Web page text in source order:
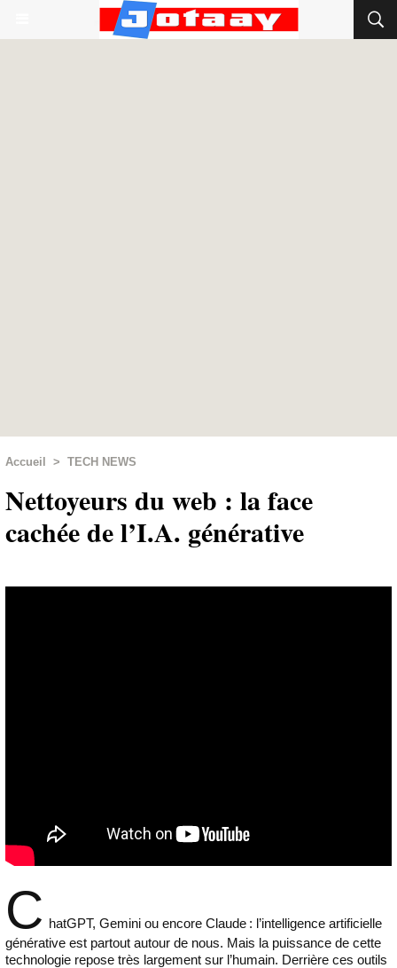
Accueil > TECH NEWS
Nettoyeurs du web : la face
cachée de l’I.A. générative
C hatGPT, Gemini ou encore Claude : l’intelligence artificielle
générative est partout autour de nous. Mais la puissance de cette
technologie repose très largement sur l’humain. Derrière ces outils